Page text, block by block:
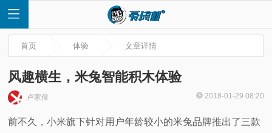
首页 体验 文章详情
风趣横生，米兔智能积木体验
卢家俊 2018-01-29 08:20
前不久，小米旗下针对用户年龄较小的米兔品牌推出了三款